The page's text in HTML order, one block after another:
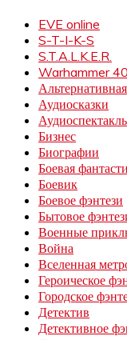
EVE online
S-T-I-K-S
S.T.A.L.K.E.R.
Warhammer
Аудиосказки
Аудиоспектакль
Бизнес
Биографии
Боевая
Боевик
Боевое фэнтези
Бытовое
Военные
Война
Вселенная
Героическое
Городское
Детектив
Детективное